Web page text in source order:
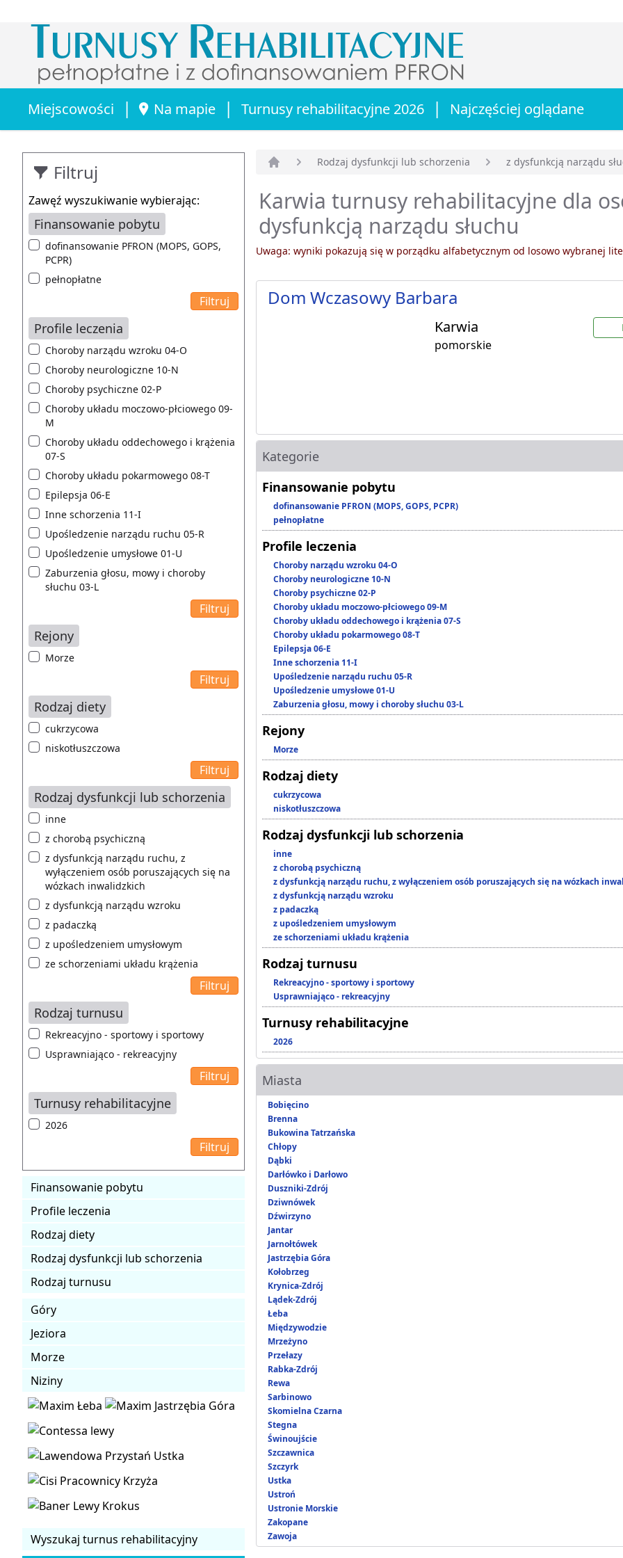
Miejscowości | Na mapie | Turnusy rehabilitacyjne 2026 | Najczęściej oglądane
Filtruj
Zawęź wyszukiwanie wybierając:
Finansowanie pobytu
dofinansowanie PFRON (MOPS, GOPS,
PCPR)
pełnopłatne
Profile leczenia
Choroby narządu wzroku 04-O
Choroby neurologiczne 10-N
Choroby psychiczne 02-P
Choroby układu moczowo-płciowego 09-
M
Choroby układu oddechowego i krążenia
07-S
Choroby układu pokarmowego 08-T
Epilepsja 06-E
Inne schorzenia 11-I
Upośledzenie narządu ruchu 05-R
Upośledzenie umysłowe 01-U
Zaburzenia głosu, mowy i choroby
słuchu 03-L
Rejony
Morze
Rodzaj diety
cukrzycowa
niskotłuszczowa
Rodzaj dysfunkcji lub schorzenia
inne
z chorobą psychiczną
z dysfunkcją narządu ruchu, z
wyłączeniem osób poruszających się na
wózkach inwalidzkich
z dysfunkcją narządu wzroku
z padaczką
z upośledzeniem umysłowym
ze schorzeniami układu krążenia
Rodzaj turnusu
Rekreacyjno - sportowy i sportowy
Usprawniająco - rekreacyjny
Turnusy rehabilitacyjne
2026
Finansowanie pobytu
Profile leczenia
Rodzaj diety
Rodzaj dysfunkcji lub schorzenia
Rodzaj turnusu
Góry
Jeziora
Morze
Niziny
Wyszukaj turnus rehabilitacyjny
Rodzaj dysfunkcji lub schorzenia z dysfunkcją narządu
Karwia turnusy rehabilitacyjne dla
dysfunkcją narządu słuchu
Uwaga: wyniki pokazują się w porządku alfabetycznym od losowo wybranej
Dom Wczasowy Barbara
Karwia
pomorskie
Kategorie
Finansowanie pobytu
dofinansowanie PFRON (MOPS, GOPS, PCPR)
pełnopłatne
Profile leczenia
Choroby narządu wzroku 04-O
Choroby neurologiczne 10-N
Choroby psychiczne 02-P
Choroby układu moczowo-płciowego 09-M
Choroby układu oddechowego i krążenia 07-S
Choroby układu pokarmowego 08-T
Epilepsja 06-E
Inne schorzenia 11-I
Upośledzenie narządu ruchu 05-R
Upośledzenie umysłowe 01-U
Zaburzenia głosu, mowy i choroby słuchu 03-L
Rejony
Morze
Rodzaj diety
cukrzycowa
niskotłuszczowa
Rodzaj dysfunkcji lub schorzenia
inne
z chorobą psychiczną
z dysfunkcją narządu ruchu, z wyłączeniem osób poruszających się na wózkach
z dysfunkcją narządu wzroku
z padaczką
z upośledzeniem umysłowym
ze schorzeniami układu krążenia
Rodzaj turnusu
Rekreacyjno - sportowy i sportowy
Usprawniająco - rekreacyjny
Turnusy rehabilitacyjne
2026
Miasta
Bobięcino
Brenna
Bukowina Tatrzańska
Chłopy
Dąbki
Darłówko i Darłowo
Duszniki-Zdrój
Dziwnówek
Dźwirzyno
Jantar
Jarnołtówek
Jastrzębia Góra
Kołobrzeg
Krynica-Zdrój
Lądek-Zdrój
Łeba
Międzywodzie
Mrzeżyno
Przełazy
Rabka-Zdrój
Rewa
Sarbinowo
Skomielna Czarna
Stegna
Świnoujście
Szczawnica
Szczyrk
Ustka
Ustroń
Ustronie Morskie
Zakopane
Zawoja